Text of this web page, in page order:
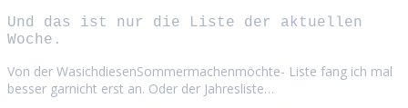
Und das ist nur die Liste der aktuellen
Woche.
Von der WasichdiesenSommermachenmöchte- Liste fang ich mal
besser garnicht erst an. Oder der Jahresliste…